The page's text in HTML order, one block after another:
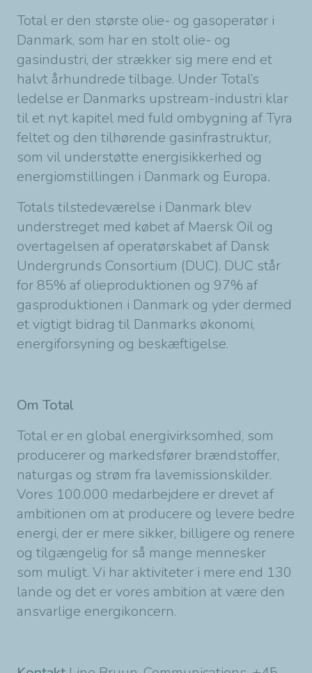
Total er den største olie- og gasoperatør i
Danmark, som har en stolt olie- og
gasindustri, der strækker sig mere end et
halvt århundrede tilbage. Under Total’s
ledelse er Danmarks upstream-industri klar
til et nyt kapitel med fuld ombygning af Tyra
feltet og den tilhørende gasinfrastruktur,
som vil understøtte energisikkerhed og
energiomstillingen i Danmark og Europa.
Totals tilstedeværelse i Danmark blev
understreget med købet af Maersk Oil og
overtagelsen af operatørskabet af Dansk
Undergrunds Consortium (DUC). DUC står
for 85% af olieproduktionen og 97% af
gasproduktionen i Danmark og yder dermed
et vigtigt bidrag til Danmarks økonomi,
energiforsyning og beskæftigelse.
Om Total
Total er en global energivirksomhed, som
producerer og markedsfører brændstoffer,
naturgas og strøm fra lavemissionskilder.
Vores 100.000 medarbejdere er drevet af
ambitionen om at producere og levere bedre
energi, der er mere sikker, billigere og renere
og tilgængelig for så mange mennesker
som muligt. Vi har aktiviteter i mere end 130
lande og det er vores ambition at være den
ansvarlige energikoncern.